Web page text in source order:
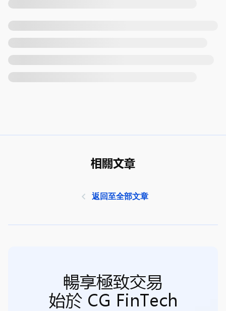
相關文章
返回至全部文章
暢享極致交易
始於 CG FinTech